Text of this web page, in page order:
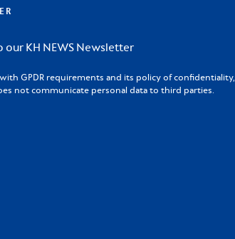
our KH NEWS Newsletter
GPDR requirements and its policy of confidentiality,
not communicate personal data to third parties.